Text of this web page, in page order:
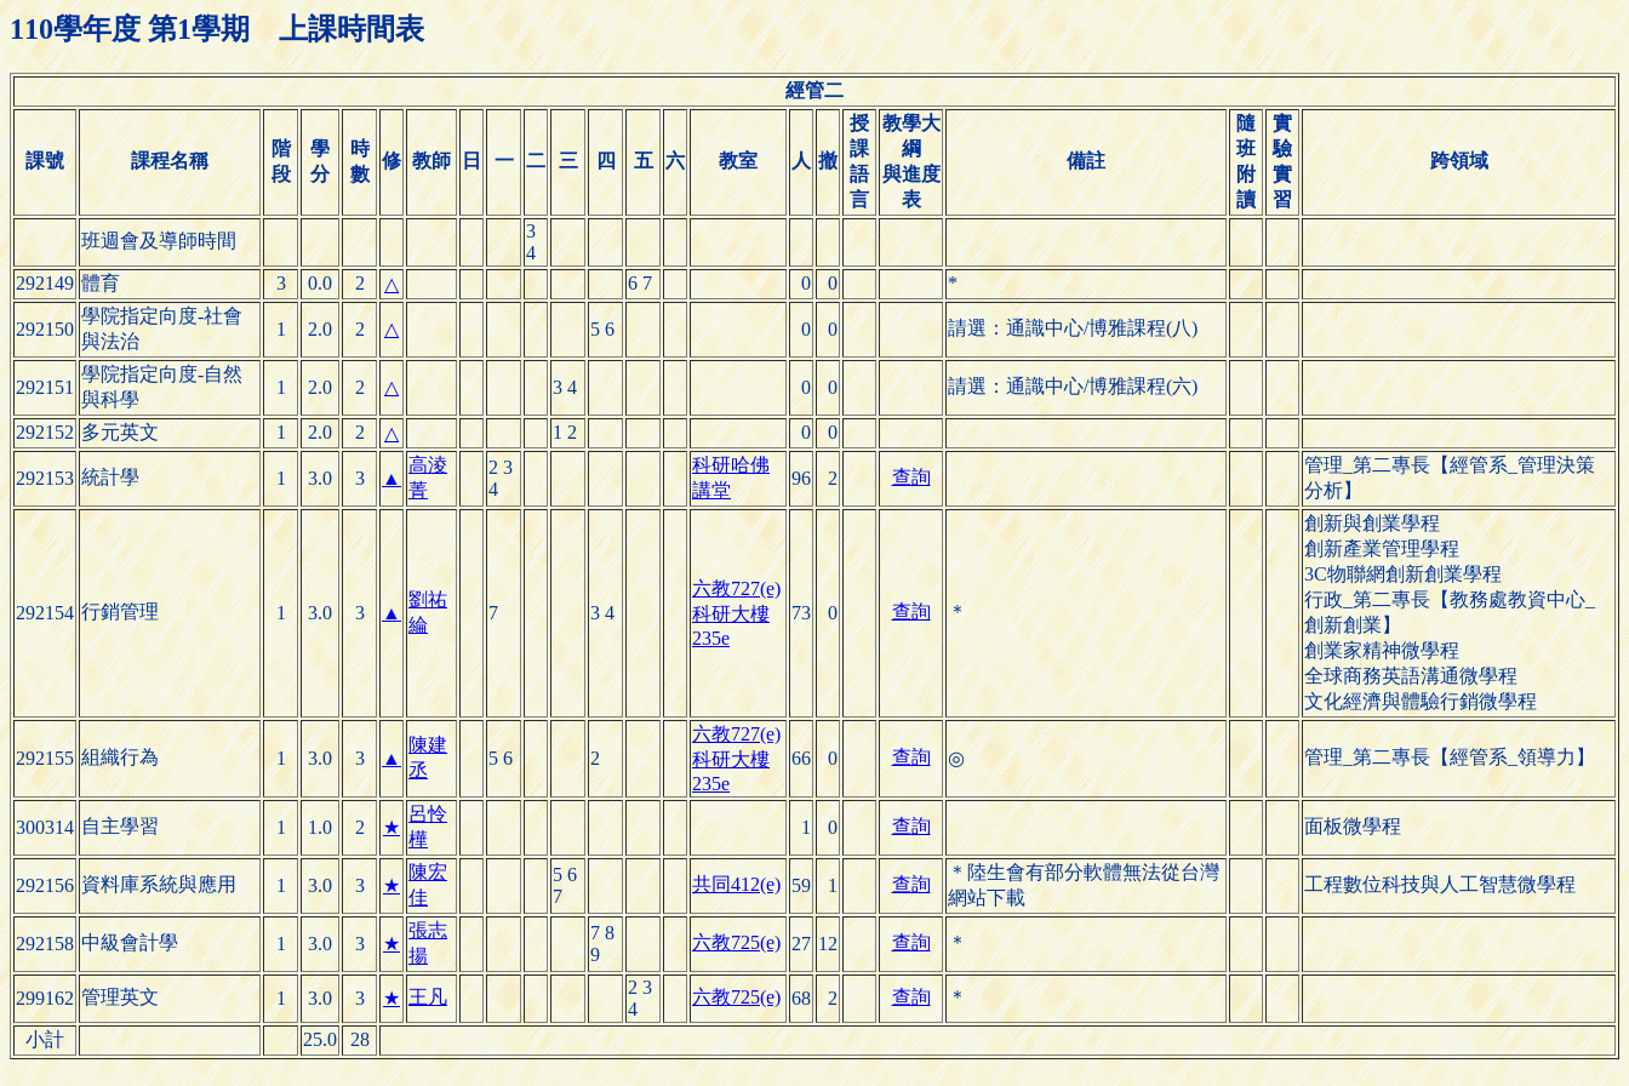
110學年度 第1學期 上課時間表
經管二
課號 課程名稱
階
段
學
分
時
數
修 教師 日 一 二 三 四 五 六 教室 人 撤
授
課
語
言
教學大
綱
與進度
表
備註
隨
班
附
讀
實
驗
實
習
跨領域
班週會及導師時間
3
4
292149 體育 3 0.0 2 △ 6 7 0 0 *
292150
學院指定向度-社會
與法治
1 2.0 2 △ 5 6 0 0 請選：通識中心/博雅課程(八)
292151
學院指定向度-自然
與科學
1 2.0 2 △ 3 4 0 0 請選：通識中心/博雅課程(六)
292152 多元英文 1 2.0 2 △ 1 2 0 0
292153 統計學 1 3.0 3 ▲
高淩
菁
2 3
4
科研哈佛
講堂
96 2 查詢
管理_第二專長【經管系_管理決策
分析】
292154 行銷管理 1 3.0 3 ▲
劉祐
綸
7 3 4
六教727(e)
科研大樓
235e
73 0 查詢 ＊
創新與創業學程
創新產業管理學程
3C物聯網創新創業學程
行政_第二專長【教務處教資中心_
創新創業】
創業家精神微學程
全球商務英語溝通微學程
文化經濟與體驗行銷微學程
292155 組織行為 1 3.0 3 ▲
陳建
丞
5 6 2
六教727(e)
科研大樓
235e
66 0 查詢 ◎ 管理_第二專長【經管系_領導力】
300314 自主學習 1 1.0 2 ★
呂怜
樺
1 0 查詢 面板微學程
292156 資料庫系統與應用 1 3.0 3 ★
陳宏
佳
5 6
7
共同412(e) 59 1 查詢
＊陸生會有部分軟體無法從台灣
網站下載
工程數位科技與人工智慧微學程
292158 中級會計學 1 3.0 3 ★
張志
揚
7 8
9
六教725(e) 27 12 查詢 ＊
299162 管理英文 1 3.0 3 ★ 王凡
2 3
4
六教725(e) 68 2 查詢 ＊
小計 25.0 28